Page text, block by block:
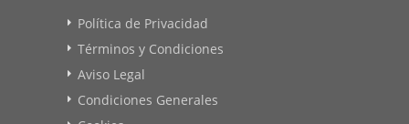
Política de Privacidad
Términos y Condiciones
Aviso Legal
Condiciones Generales